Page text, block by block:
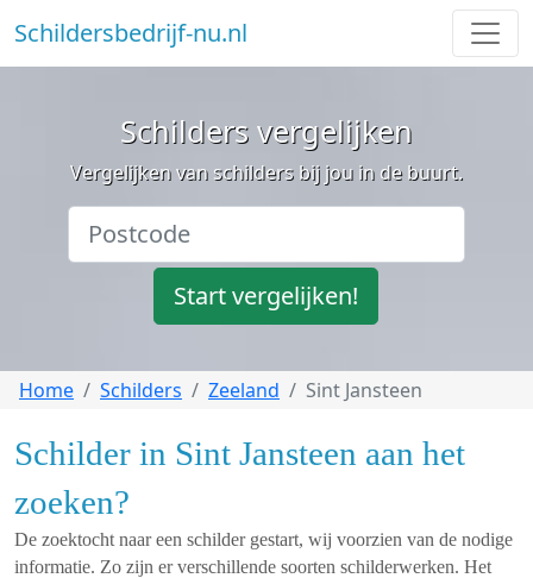
Schildersbedrijf-nu.nl
Schilders vergelijken
Vergelijken van schilders bij jou in de buurt.
Start vergelijken!
Home Schilders Zeeland Sint Jansteen
Schilder in Sint Jansteen aan het
zoeken?
De zoektocht naar een schilder gestart, wij voorzien van de nodige
informatie. Zo zijn er verschillende soorten schilderwerken. Het